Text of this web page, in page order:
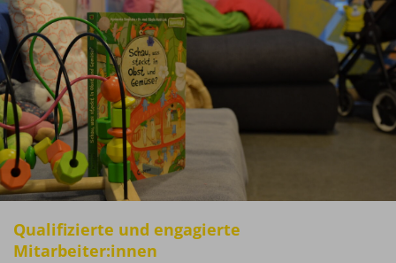
Qualifizierte und engagierte
Mitarbeiter:innen